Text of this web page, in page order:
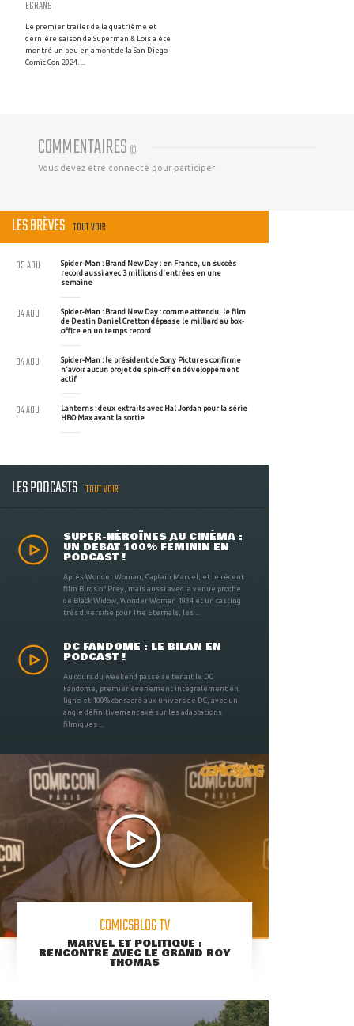
ECRANS
Le premier trailer de la quatrième et
dernière saison de Superman & Lois a été
montré un peu en amont de la San Diego
Comic Con 2024. ...
COMMENTAIRES (0)
Vous devez être connecté pour participer
LES BRÈVES TOUT VOIR
Spider-Man : Brand New Day : en France, un succès
record aussi avec 3 millions d'entrées en une
semaine
05 AOU
Spider-Man : Brand New Day : comme attendu, le film
de Destin Daniel Cretton dépasse le milliard au box-
office en un temps record
04 AOU
Spider-Man : le président de Sony Pictures confirme
n'avoir aucun projet de spin-off en développement
actif
04 AOU
Lanterns : deux extraits avec Hal Jordan pour la série
HBO Max avant la sortie
04 AOU
LES PODCASTS TOUT VOIR
SUPER-HÉROÏNES AU CINÉMA :
UN DÉBAT 100% FÉMININ EN
PODCAST !
Après Wonder Woman, Captain Marvel, et le récent
film Birds of Prey, mais aussi avec la venue proche
de Black Widow, Wonder Woman 1984 et un casting
très diversifié pour The Eternals, les ...
DC FANDOME : LE BILAN EN
PODCAST !
Au cours du weekend passé se tenait le DC
Fandome, premier évènement intégralement en
ligne et 100% consacré aux univers de DC, avec un
angle définitivement axé sur les adaptations
filmiques ...
COMICSBLOG TV
MARVEL ET POLITIQUE :
RENCONTRE AVEC LE GRAND ROY
THOMAS